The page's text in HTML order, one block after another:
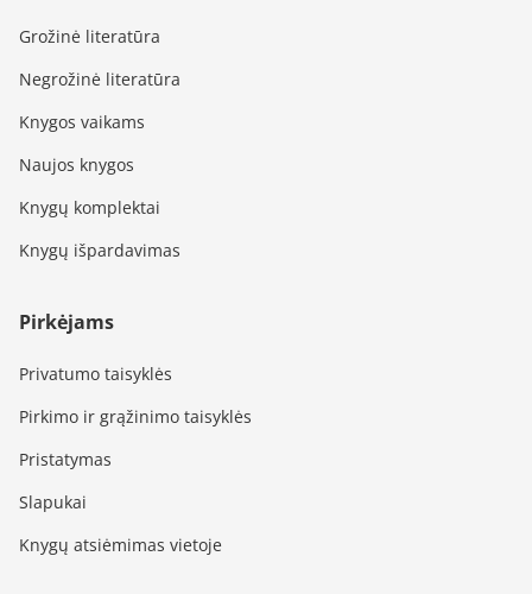
Grožinė literatūra
Negrožinė literatūra
Knygos vaikams
Naujos knygos
Knygų komplektai
Knygų išpardavimas
Pirkėjams
Privatumo taisyklės
Pirkimo ir grąžinimo taisyklės
Pristatymas
Slapukai
Knygų atsiėmimas vietoje